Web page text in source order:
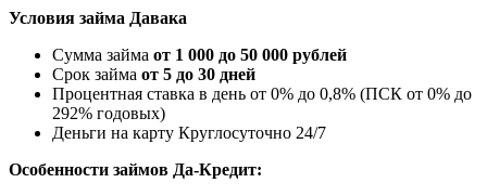
Условия займа Давака
Сумма займа от 1 000 до 50 000 рублей
Срок займа от 5 до 30 дней
Процентная ставка в день от 0% до 0,8% (ПСК от 0% до
292% годовых)
Деньги на карту Круглосуточно 24/7
Особенности займов Да-Кредит: